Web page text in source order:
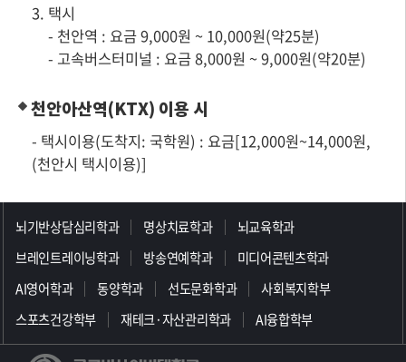
3. 택시
- 천안역 : 요금 9,000원 ~ 10,000원(약25분)
- 고속버스터미널 : 요금 8,000원 ~ 9,000원(약20분)
천안아산역(KTX) 이용 시
- 택시이용(도착지: 국학원) : 요금[12,000원~14,000원,
(천안시 택시이용)]
뇌기반상담심리학과 명상치료학과
뇌교육학과
브레인트레이닝학과
방송연예학과
미디어콘텐츠학과
AI영어학과
동양학과 선도문화학과
사회복지학부
스포츠건강학부
재테크·자산관리학과 AI융합학부